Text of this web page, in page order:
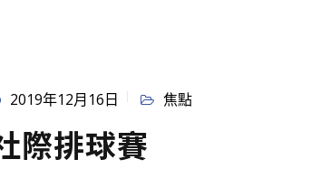
2019年12月16日 焦點
際排球賽